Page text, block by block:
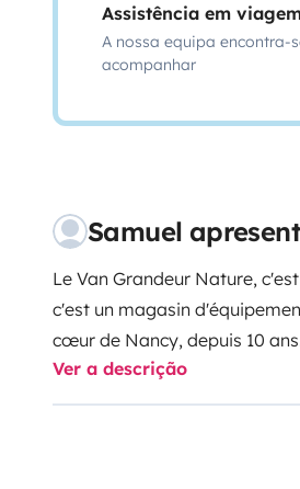
Assistência em
A nossa equipa encontra-
acompanhar
Samuel
Le Van Grandeur Nature,
c'est un magasin
cœur de Nancy, depuis 10
de Vans aménagés, de
voyageurs avec ses 2
Ver a descrição